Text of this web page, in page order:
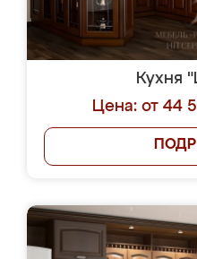
Кухня
Цена: от 44